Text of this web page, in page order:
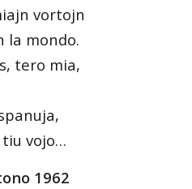
vortojn
la mondo.
tero mia,
tiu vojo…
1962